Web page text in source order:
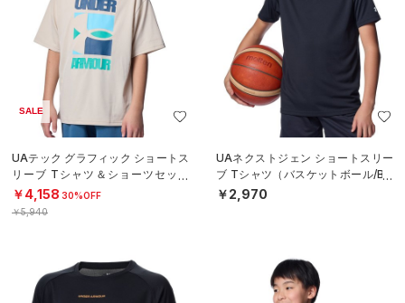
SALE
UAテック グラフィック ショートス
リーブ Tシャツ＆ショーツセット
（トレーニング/BOYS）
￥4,158 30%OFF
￥5,940
UAネクストジェン ショートスリー
ブ Tシャツ（バスケットボール/BO
YS）
￥2,970